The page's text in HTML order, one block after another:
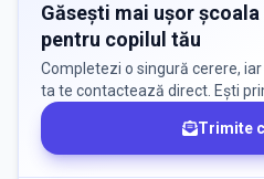
Găsești mai ușor
pentru copilul tău
Completezi o singură cerere,
ta te contactează direct. Ești
Trimite